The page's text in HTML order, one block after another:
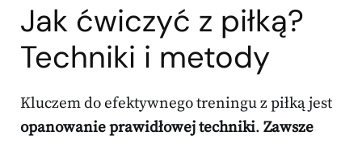
Jak ćwiczyć z piłką?
Techniki i metody
Kluczem do efektywnego treningu z piłką jest
opanowanie prawidłowej techniki. Zawsze